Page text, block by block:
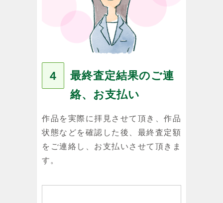
４
最終査定結果のご連
絡、お支払い
作品を実際に拝見させて頂き、作品
状態などを確認した後、最終査定額
をご連絡し、お支払いさせて頂きま
す。